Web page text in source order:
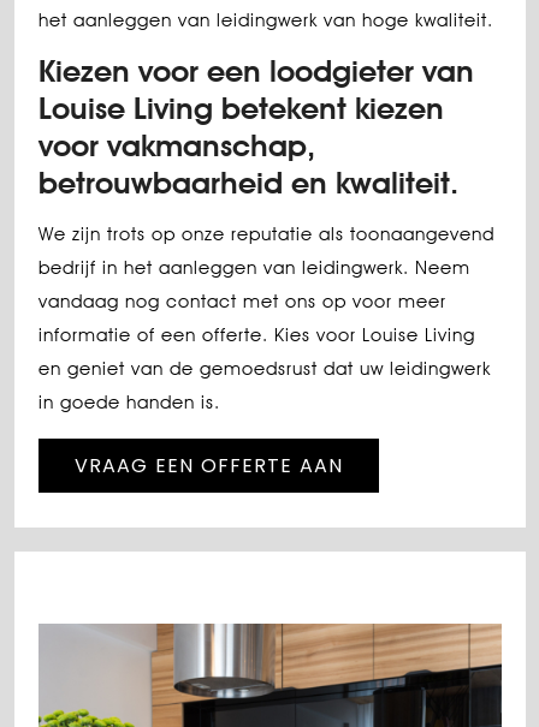
het aanleggen van leidingwerk van hoge kwaliteit.
Kiezen voor een loodgieter van
Louise Living betekent kiezen
voor vakmanschap,
betrouwbaarheid en kwaliteit.
We zijn trots op onze reputatie als toonaangevend
bedrijf in het aanleggen van leidingwerk. Neem
vandaag nog contact met ons op voor meer
informatie of een offerte. Kies voor Louise Living
en geniet van de gemoedsrust dat uw leidingwerk
in goede handen is.
VRAAG EEN OFFERTE AAN